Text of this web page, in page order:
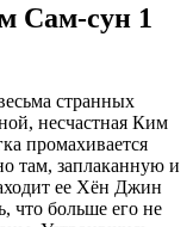
Сам-сун 1
странных
несчастная Ким
промахивается
там, заплаканную и
ее Хён Джин
что больше его не